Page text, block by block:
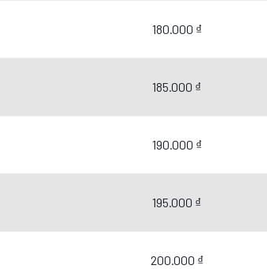
180.000 ₫
185.000 ₫
190.000 ₫
195.000 ₫
200.000 ₫